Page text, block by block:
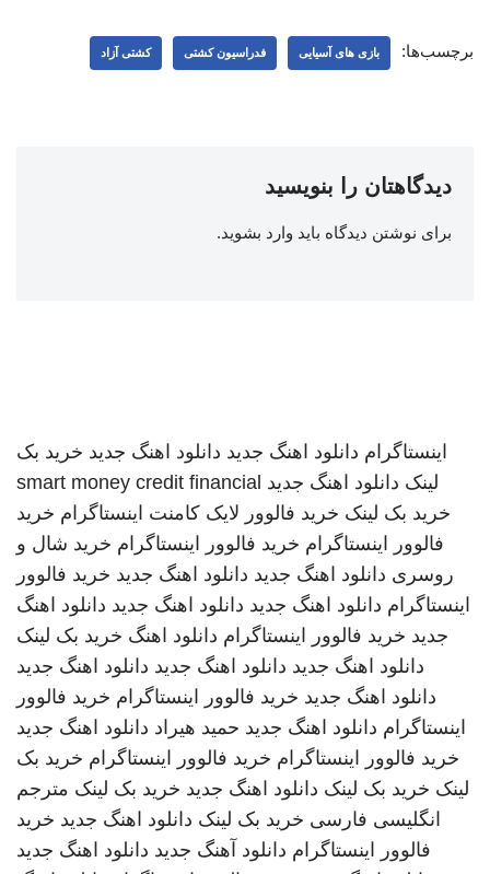
برچسب‌ها: بازی های آسیایی فدراسیون کشتی کشتی آزاد
دیدگاهتان را بنویسید
برای نوشتن دیدگاه باید وارد بشوید.
اینستاگرام دانلود اهنگ جدید دانلود اهنگ جدید خرید بک
لینک دانلود اهنگ جدید smart money credit financial
خرید بک لینک خرید فالوور لایک کامنت اینستاگرام خرید
فالوور اینستاگرام خرید فالوور اینستاگرام خرید شال و
روسری دانلود اهنگ جدید دانلود اهنگ جدید خرید فالوور
اینستاگرام دانلود اهنگ جدید دانلود اهنگ جدید دانلود اهنگ
جدید خرید فالوور اینستاگرام دانلود اهنگ خرید بک لینک
دانلود اهنگ جدید دانلود اهنگ جدید دانلود اهنگ جدید
دانلود اهنگ جدید خرید فالوور اینستاگرام خرید فالوور
اینستاگرام دانلود اهنگ جدید حمید هیراد دانلود اهنگ جدید
خرید فالوور اینستاگرام خرید فالوور اینستاگرام خرید بک
لینک خرید بک لینک دانلود اهنگ جدید خرید بک لینک مترجم
انگلیسی فارسی خرید بک لینک دانلود اهنگ جدید خرید
فالوور اینستاگرام دانلود آهنگ جدید دانلود اهنگ جدید